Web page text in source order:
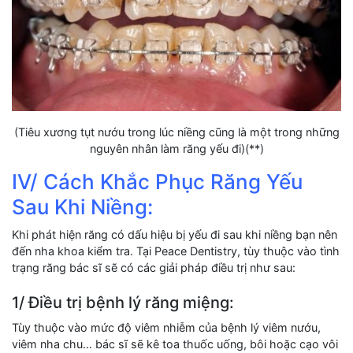
(Tiêu xương tụt nướu trong lúc niềng cũng là một trong những
nguyên nhân làm răng yếu đi)(**)
IV/ Cách Khắc Phục Răng Yếu
Sau Khi Niềng:
Khi phát hiện răng có dấu hiệu bị yếu đi sau khi niềng bạn nên
đến nha khoa kiểm tra. Tại Peace Dentistry, tùy thuộc vào tình
trạng răng bác sĩ sẽ có các giải pháp điều trị như sau:
1/ Điều trị bệnh lý răng miệng:
Tùy thuộc vào mức độ viêm nhiễm của bệnh lý viêm nướu,
viêm nha chu… bác sĩ sẽ kê toa thuốc uống, bôi hoặc cạo vôi